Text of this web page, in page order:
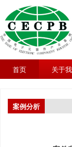
首页 关于
案例分析